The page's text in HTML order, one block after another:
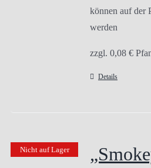
können auf der
werden
zzgl. 0,08 €
Details
Nicht auf Lager